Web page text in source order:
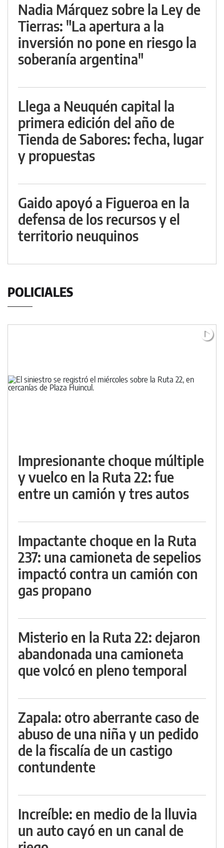
Nadia Márquez sobre la Ley de
Tierras: "La apertura a la
inversión no pone en riesgo la
soberanía argentina"
Llega a Neuquén capital la
primera edición del año de
Tienda de Sabores: fecha, lugar
y propuestas
Gaido apoyó a Figueroa en la
defensa de los recursos y el
territorio neuquinos
POLICIALES
Impresionante choque múltiple
y vuelco en la Ruta 22: fue
entre un camión y tres autos
Impactante choque en la Ruta
237: una camioneta de sepelios
impactó contra un camión con
gas propano
Misterio en la Ruta 22: dejaron
abandonada una camioneta
que volcó en pleno temporal
Zapala: otro aberrante caso de
abuso de una niña y un pedido
de la fiscalía de un castigo
contundente
Increíble: en medio de la lluvia
un auto cayó en un canal de